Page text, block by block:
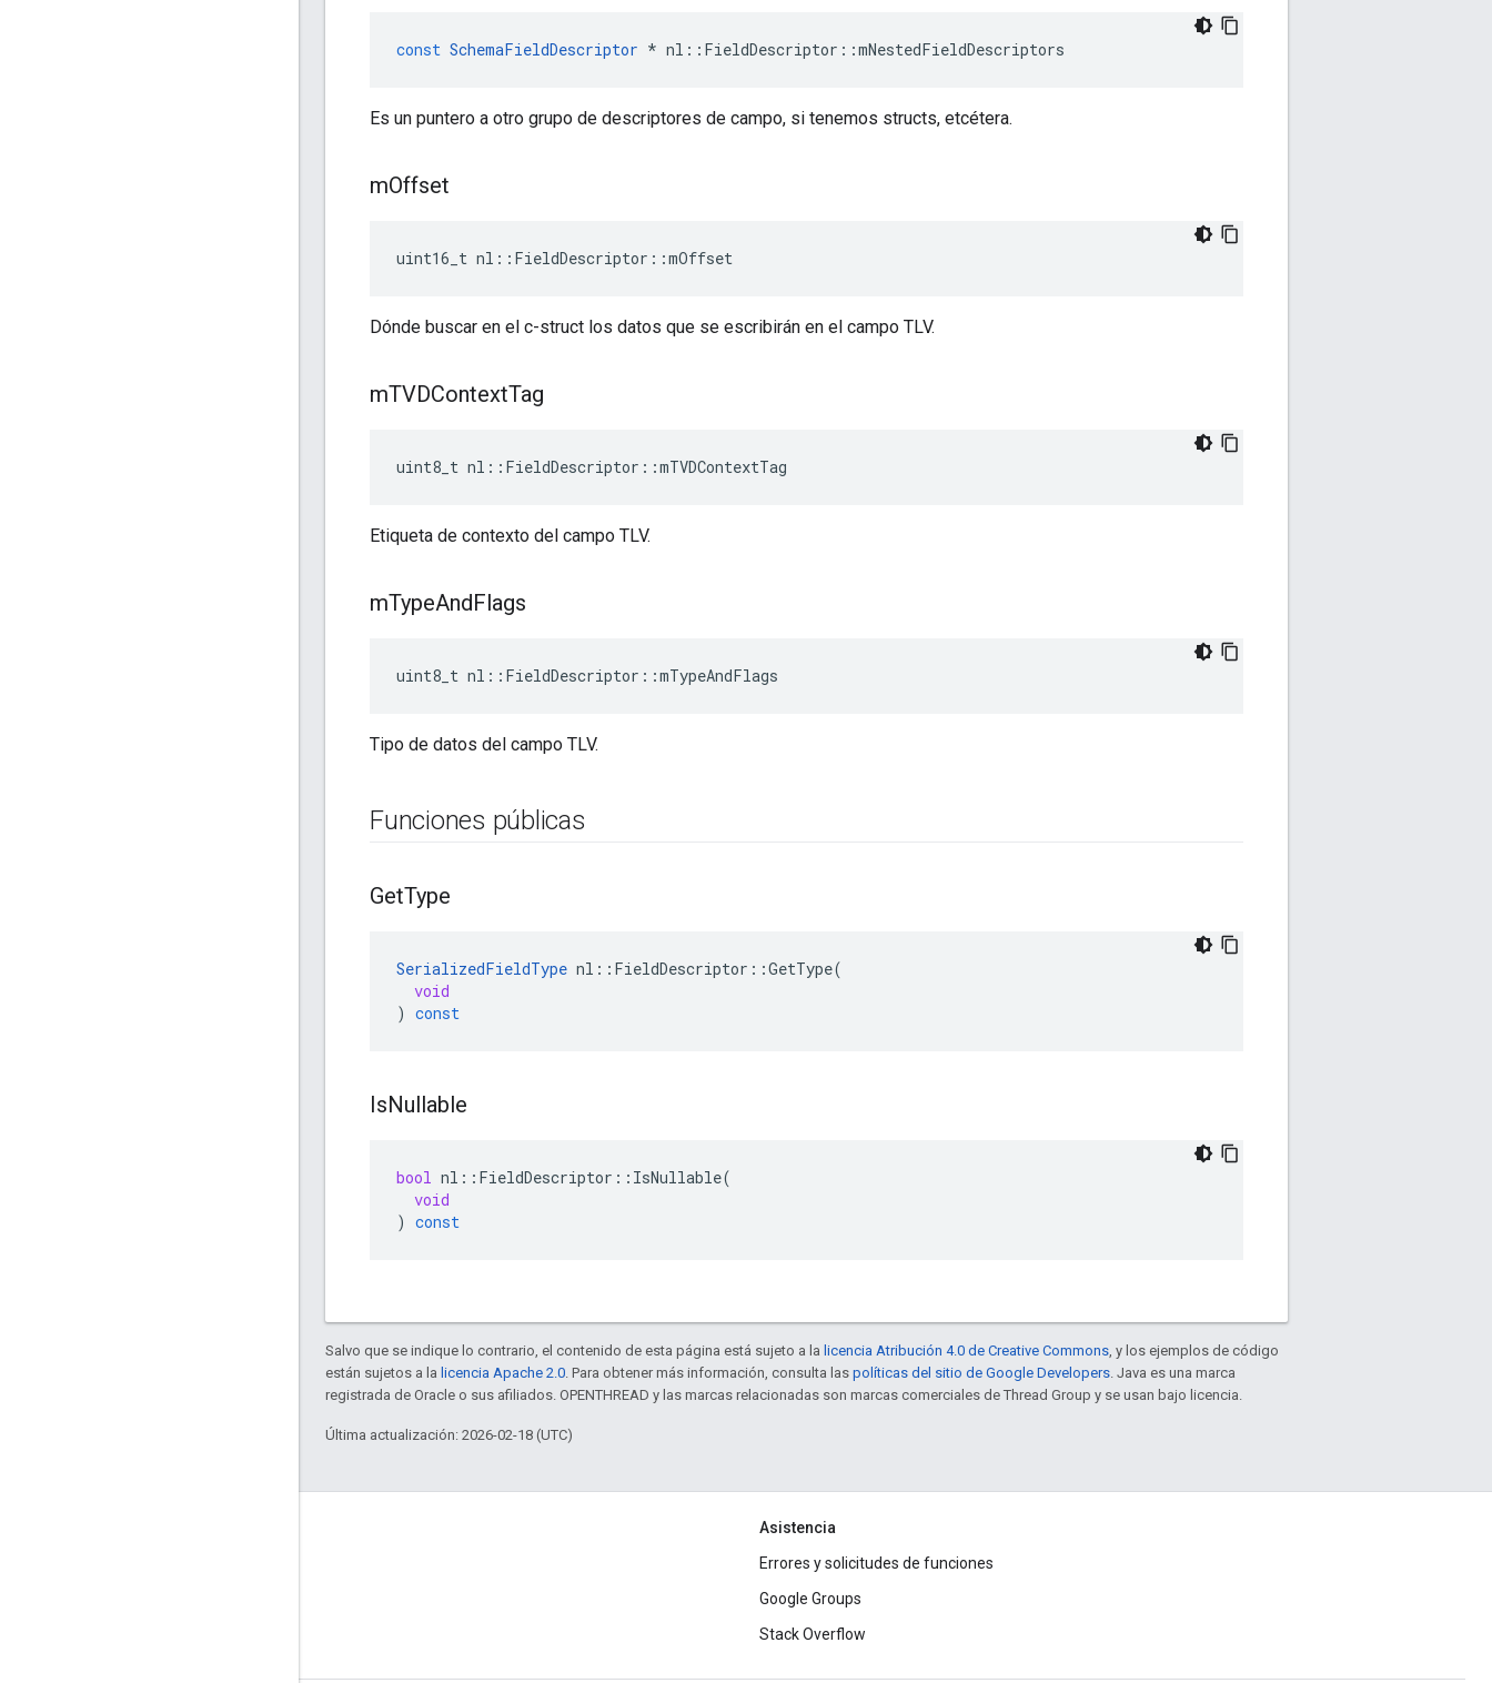
const SchemaFieldDescriptor * nl :: FieldDescriptor ::mNestedFieldDescriptors
Es un puntero a otro grupo de descriptores de campo, si tenemos structs, etcétera.
mOffset
uint16_t nl::FieldDescriptor::mOffset
Dónde buscar en el c-struct los datos que se escribirán en el campo TLV.
mTVDContextTag
uint8_t nl::FieldDescriptor::mTVDContextTag
Etiqueta de contexto del campo TLV.
mTypeAndFlags
uint8_t nl::FieldDescriptor::mTypeAndFlags
Tipo de datos del campo TLV.
Funciones públicas
GetType
SerializedFieldType nl :: FieldDescriptor ::GetType(
void
) const
IsNullable
bool nl :: FieldDescriptor :: IsNullable(
void
) const
Salvo que se indique lo contrario, el contenido de esta página está sujeto a la licencia Atribución 4.0 de Creative Commons, y los ejemplos de código
están sujetos a la licencia Apache 2.0. Para obtener más información, consulta las políticas del sitio de Google Developers. Java es una marca
registrada de Oracle o sus afiliados. OPENTHREAD y las marcas relacionadas son marcas comerciales de Thread Group y se usan bajo licencia.
Última actualización: 2026-02-18 (UTC)
Asistencia
Errores y solicitudes de funciones
Google Groups
Stack Overflow